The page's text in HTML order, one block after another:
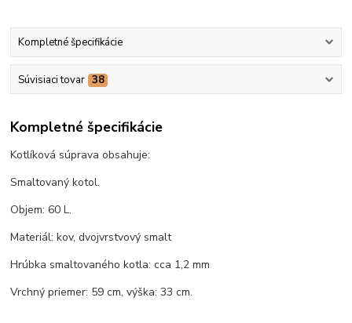
Kompletné špecifikácie
Súvisiaci tovar 38
Kompletné špecifikácie
Kotlíková súprava obsahuje:
Smaltovaný kotol.
Objem: 60 L.
Materiál: kov, dvojvrstvový smalt
Hrúbka smaltovaného kotla: cca 1,2 mm
Vrchný priemer: 59 cm, výška: 33 cm.